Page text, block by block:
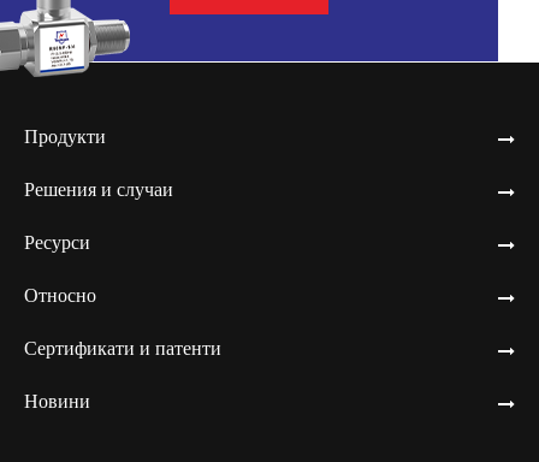
Продукти
Решения и случаи
Ресурси
Относно
Сертификати и патенти
Новини